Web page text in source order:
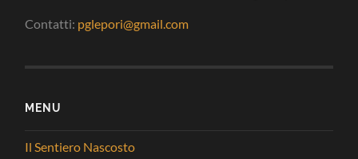
Contatti: pglepori@gmail.com
MENU
Il Sentiero Nascosto